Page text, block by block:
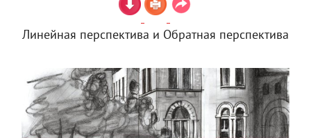
Линейная перспектива и Обратная перспектива